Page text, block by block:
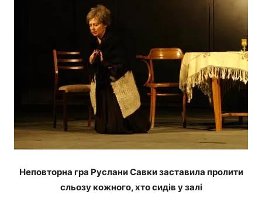
Неповторна гра Руслани Савки заставила пролити
сльозу кожного, хто сидів у залі